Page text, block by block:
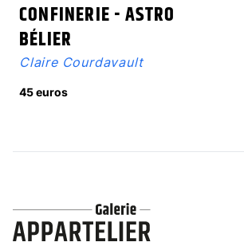
CONFINERIE - ASTRO
BÉLIER
Claire Courdavault
45 euros